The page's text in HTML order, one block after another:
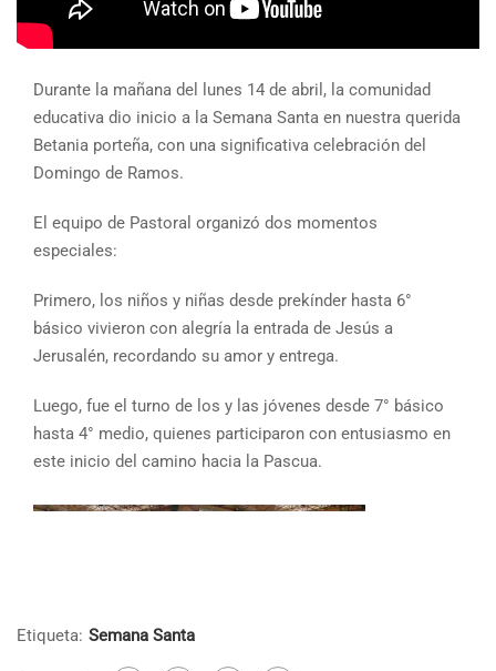
Durante la mañana del lunes 14 de abril, la comunidad
educativa dio inicio a la Semana Santa en nuestra querida
Betania porteña, con una significativa celebración del
Domingo de Ramos.
El equipo de Pastoral organizó dos momentos
especiales:
Primero, los niños y niñas desde prekínder hasta 6°
básico vivieron con alegría la entrada de Jesús a
Jerusalén, recordando su amor y entrega.
Luego, fue el turno de los y las jóvenes desde 7° básico
hasta 4° medio, quienes participaron con entusiasmo en
este inicio del camino hacia la Pascua.
Etiqueta: Semana Santa